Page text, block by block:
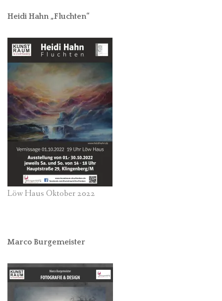
Heidi Hahn „Fluchten“
Löw Haus Oktober 2022
Marco Burgemeister